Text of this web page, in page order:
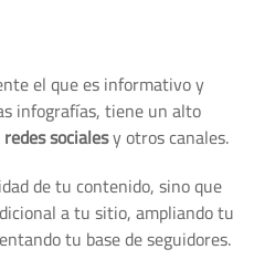
el que es informativo y
infografías, tiene un alto
socialesy otros canales.
de tu contenido, sino que
a tu sitio, ampliando tu
tu base de seguidores.